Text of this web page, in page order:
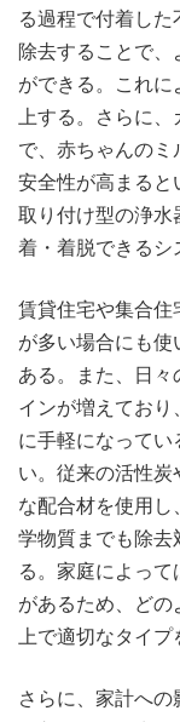
る過程で付着し
除去することで、
ができる。これ
上する。さらに、
で、赤ちゃんの
安全性が高まると
取り付け型の浄水
着・着脱できるシ
賃貸住宅や集合住
が多い場合にも
ある。また、日
インが増えてお
に手軽になって
い。従来の活性
な配合材を使用
学物質までも除去
る。家庭によっ
があるため、ど
上で適切なタイプ
さらに、家計へ